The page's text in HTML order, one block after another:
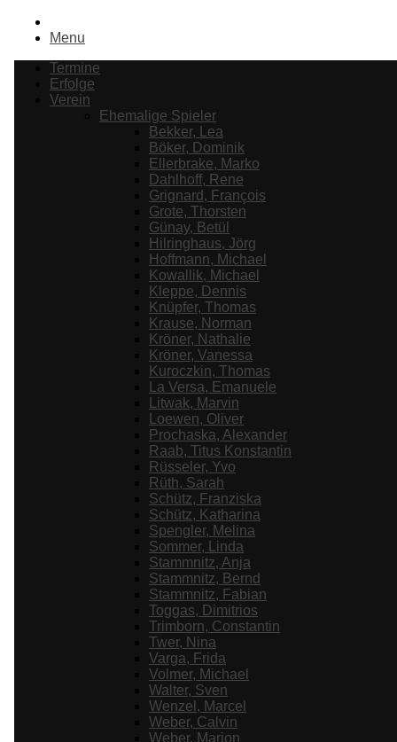
Menu
Termine
Erfolge
Verein
Ehemalige Spieler
Bekker, Lea
Böker, Dominik
Ellerbrake, Marko
Dahlhoff, Rene
Grignard, François
Grote, Thorsten
Günay, Betül
Hilringhaus, Jörg
Hoffmann, Michael
Kowallik, Michael
Kleppe, Dennis
Knüpfer, Thomas
Krause, Norman
Kröner, Nathalie
Kröner, Vanessa
Kuroczkin, Thomas
La Versa, Emanuele
Litwak, Marvin
Loewen, Oliver
Prochaska, Alexander
Raab, Titus Konstantin
Rüsseler, Yvo
Rüth, Sarah
Schütz, Franziska
Schütz, Katharina
Spengler, Melina
Sommer, Linda
Stammnitz, Anja
Stammnitz, Bernd
Stammnitz, Fabian
Toggas, Dimitrios
Trimborn, Constantin
Twer, Nina
Varga, Frida
Volmer, Michael
Walter, Sven
Wenzel, Marcel
Weber, Calvin
Weber, Marion